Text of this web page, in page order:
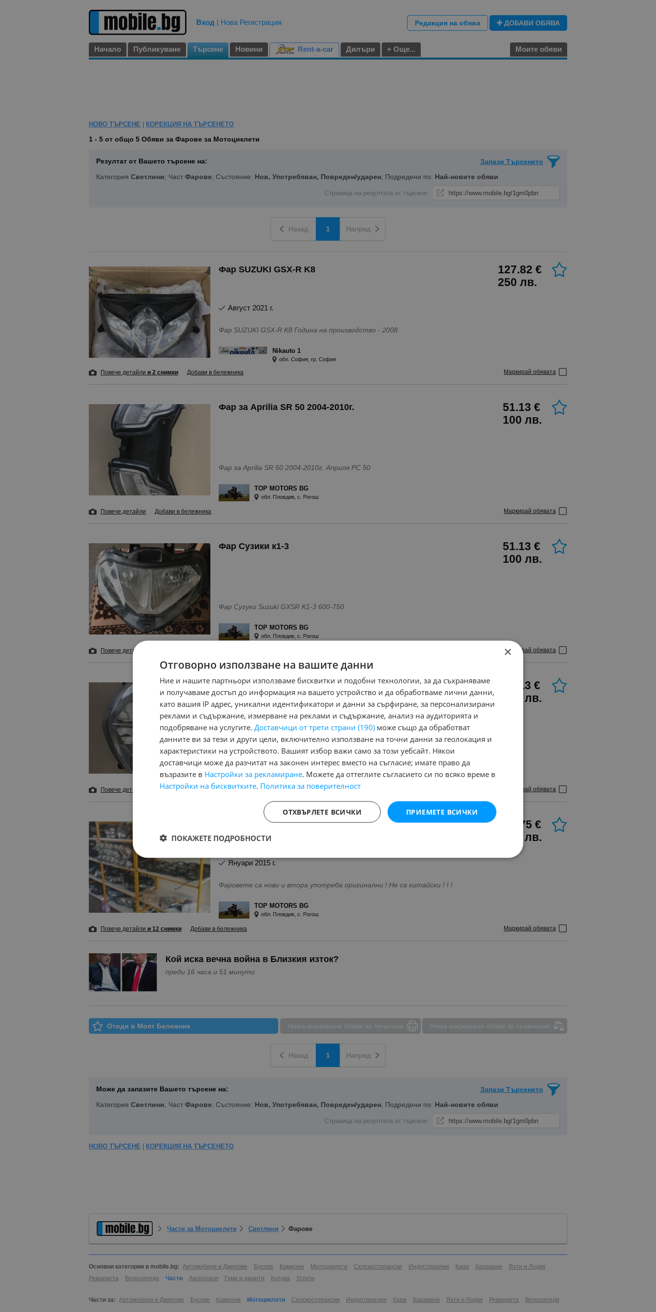
Вход | Нова Регистрация Редакция на обява ДОБАВИ ОБЯВА
Начало Публикуване Търсене Новини Rent-a-car Дилъри + Още... Моите обяви
НОВО ТЪРСЕНЕ КОРЕКЦИЯ НА ТЪРСЕНЕТО
1 - 5 от общо 5 Обяви за Фарове за Мотоциклети
Резултат от Вашето търсене на:
Запази Търсенето
Категория Светлини; Част Фарове; Състояние: Нов, Употребяван, Повреден/ударен, Подредени по: Най-новите обяви
Страница на резултата от търсене:
Назад 1 Напред
Фар SUZUKI GSX-R K8
127.82 €
250 лв.
август 2021 г.
Фар SUZUKI GSX-R K8 Година на производство - 2008
Nikauto 1
обл. София, гр. София
Повече детайли и 2 снимки Добави в бележника Маркирай обявата
Фар за Aprilia SR 50 2004-2010г.
51.13 €
100 лв.
Фар за Aprilia SR 50 2004-2010г. Априля РС 50
TOP MOTORS BG
обл. Пловдив, с. Рогош
Повече детайли Добави в бележника Маркирай обявата
Фар Сузики к1-3
51.13 €
100 лв.
Фар Сузуки Suzuki GXSR K1-3 600-750
TOP MOTORS BG
обл. Пловдив, с. Рогош
Повече детайли Маркирай обявата
Фар за SUZUKI 125 BURGMAN 2006
51.13 €
100 лв.
TOP MOTORS BG
обл. Пловдив, с. Рогош
Повече детайли и 3 снимки Добави в бележника Маркирай обявата
56.75 €
111 лв.
януари 2015 г.
Фаровете са нови и втора употреба оригинални ! Не са китайски ! ! !
TOP MOTORS BG
обл. Пловдив, с. Рогош
Повече детайли и 12 снимки Добави в бележника Маркирай обявата
Кой иска вечна война в Близкия изток?
преди 16 часа и 51 минути
Отиди в Моят Бележник Няма маркирани обяви за печатане Няма маркирани обяви за сравнение
Назад 1 Напред
Може да запазите Вашето търсене на:
Запази Търсенето
Категория Светлини; Част Фарове; Състояние: Нов, Употребяван, Повреден/ударен, Подредени по: Най-новите обяви
Страница на резултата от търсене:
НОВО ТЪРСЕНЕ КОРЕКЦИЯ НА ТЪРСЕНЕТО
Части за Мотоциклети Светлини Фарове
Основни категории в mobile.bg: Автомобили и Джипове Бусове Камиони Мотоциклети Селскостопански Индустриални Кари Каравани
Яхти и Лодки
Ремаркета
Велосипеди Части Аксесоари Гуми и джанти Купува Услуги
Части за: Автомобили и Джипове Бусове Камиони Мотоциклети Селскостопански Индустриални Кари Каравани Яхти и Лодки Ремаркета Велосипеди
×
Отговорно използване на вашите данни
Ние и нашите партньори използваме бисквитки и подобни технологии, за да съхраняваме
и получаваме достъп до информация на вашето устройство и да обработваме лични данни,
като вашия IP адрес, уникални идентификатори и данни за сърфиране, за персонализирани
реклами и съдържание, измерване на реклами и съдържание, анализ на аудиторията и
подобряване на услугите. Доставчици от трети страни (190) може също да обработват
данните ви за тези и други цели, включително използване на точни данни за геолокация и
характеристики на устройството. Вашият избор важи само за този уебсайт. Някои
доставчици може да разчитат на законен интерес вместо на съгласие; имате право да
възразите в Настройки за рекламиране. Можете да оттеглите съгласието си по всяко време в
Настройки на бисквитките. Политика за поверителност
ПРИЕМЕТЕ ВСИЧКИ
ОТХВЪРЛЕТЕ ВСИЧКИ
ПОКАЖЕТЕ ПОДРОБНОСТИ